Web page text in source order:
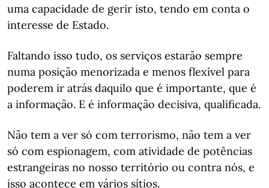
uma capacidade de gerir isto, tendo em conta o
interesse de Estado.
Faltando isso tudo, os serviços estarão sempre
numa posição menorizada e menos flexível para
poderem ir atrás daquilo que é importante, que é
a informação. E é informação decisiva, qualificada.
Não tem a ver só com terrorismo, não tem a ver
só com espionagem, com atividade de potências
estrangeiras no nosso território ou contra nós, e
isso acontece em vários sítios.